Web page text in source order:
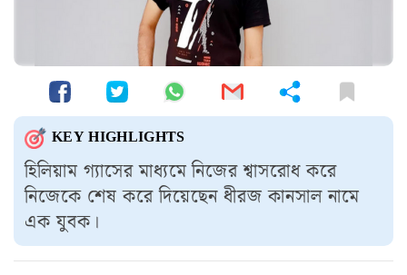
KEY HIGHLIGHTS
হিলিয়াম গ্যাসের মাধ্যমে নিজের শ্বাসরোধ করে
নিজেকে শেষ করে দিয়েছেন ধীরজ কানসাল নামে
এক যুবক।